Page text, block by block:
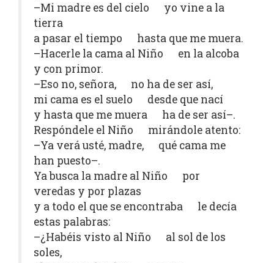
–Mi madre es del cielo yo vine a la
tierra
a pasar el tiempo hasta que me muera.
–Hacerle la cama al Niño en la alcoba
y con primor.
–Eso no, señora, no ha de ser así,
mi cama es el suelo desde que nací
y hasta que me muera ha de ser así–.
Respóndele el Niño mirándole atento:
–Ya verá usté, madre, qué cama me
han puesto–.
Ya busca la madre al Niño por
veredas y por plazas
y a todo el que se encontraba le decía
estas palabras:
–¿Habéis visto al Niño al sol de los
soles,